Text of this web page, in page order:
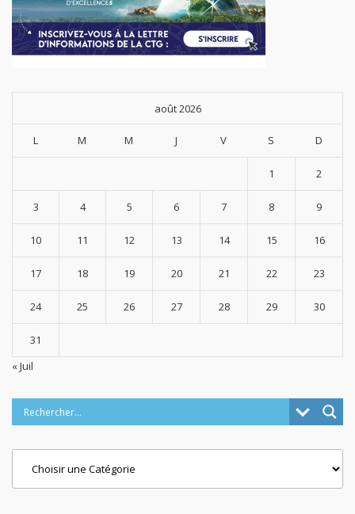
août 2026
L M M J V S D
1 2
3 4 5 6 7 8 9
10 11 12 13 14 15 16
17 18 19 20 21 22 23
24 25 26 27 28 29 30
31
« Juil